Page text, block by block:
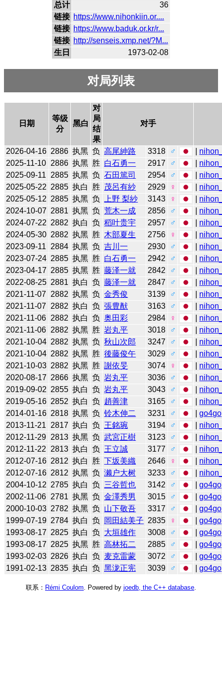
总计
36
链接 https://www.nihonkiin.or....
链接 https://www.baduk.or.kr/r...
链接 http://senseis.xmp.net/?M...
生日
1973-02-08
对局列表
日期
等级
分
黑白
对
局
结
果
对手
2026-04-16 2886 执黑 负 高尾紳路 3318 ♂
2025-11-10 2886 执黑 胜 白石勇一 2917 ♂
2025-09-11
2885 执黑 负 石田篤司 2954 ♂
2025-05-22 2885 执白 胜 茂呂有紗 2929 ♀
2025-05-12 2885 执黑 负 上野 梨紗 3143 ♀
2024-10-07 2881 执黑 负 荒木一成 2856 ♂
2024-07-22 2882 执白 负 稻叶贵宇 2957 ♂
2024-05-30 2882 执黑 胜 木部夏生 2756 ♀
2023-09-11
2884 执黑 负 吉川一 2930 ♂
2023-07-24 2885 执黑 胜 白石勇一 2942 ♂
2023-04-17 2885 执黑 胜 藤泽一就 2842 ♂
2022-08-25 2881 执白 负 藤泽一就 2847 ♂
2021-11-07
2882 执黑 负 金秀俊 3139 ♂
2021-11-07
2882 执白 负 張豊猷 3163 ♂
2021-11-06 2882 执白 负 奥田彩 2984 ♀
2021-11-06 2882 执黑 胜 岩丸平 3018 ♂
2021-10-04 2882 执黑 负 秋山次郎 3247 ♂
2021-10-04 2882 执黑 胜 後藤俊午 3029 ♂
2021-10-03 2882 执黑 胜 謝依旻 3074 ♀
2020-08-17 2866 执黑 负 岩丸平 3036 ♂
2019-09-02 2855 执白 负 岩丸平 3043 ♂
2019-05-16 2852 执白 负 趙善津 3165 ♂
2014-01-16 2818 执黑 负 铃木伸二 3231 ♂ |go4go
2013-11-21
2817 执白 负 王銘琬 3194 ♂
2012-11-29 2813 执黑 负 武宮正樹 3123 ♂
2012-11-22
2813 执白 负 王立誠 3177 ♂
2012-07-16 2812 执白 胜 下坂美織 2646 ♀
2012-07-16 2812 执黑 负 濑户大树 3233 ♂
2004-10-12 2785 执白 负 三谷哲也 3142 ♂ |go4go
2002-11-06 2781 执黑 负 金澤秀男 3015 ♂ |go4go
2000-10-03 2782 执黑 负 山下敬吾 3317 ♂ |go4go
1999-07-19 2784 执白 负 岡田結美子 2835 ♀ |go4go
1993-08-17 2825 执白 负 大垣雄作 3008 ♂ |go4go
1993-08-17 2825 执黑 胜 高林拓二 2885 ♂ |go4go
1993-02-03 2826 执白 负 麦克雷蒙 3072 ♂ |go4go
1991-02-13 2835 执白 负 黑泷正宪 3039 ♂ |go4go
联系： Rémi Coulom . Powered by joedb, the C++ database